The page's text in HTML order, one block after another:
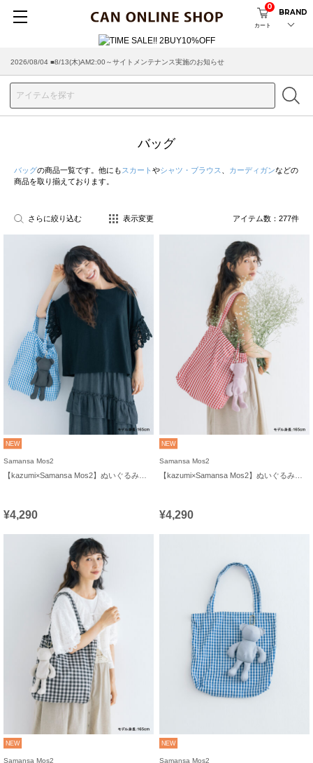
カート
0
BRAND
2026/07/29 ■【お知らせ】ヤマト運輸の配送遅延・停止について
バッグ
バッグの商品一覧です。他にも スカート やシャツ・ブラウス カーディガンなどの
商品を取り揃えております。
さらに絞り込む 表示変更 アイテム数： 277件
NEW
Samansa Mos2
¥4,290
NEW
Samansa Mos2
¥4,290
NEW
Samansa Mos2
NEW
Samansa Mos2